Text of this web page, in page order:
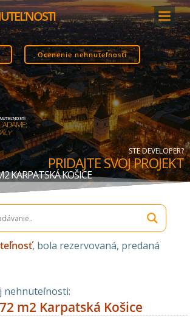
Skip
to
content
Ocenenie nehnuteľnosti
STE DEVELOPER?
PRIDAJTE SVOJ PROJEKT
KARPATSKÁ KOŠICE
, bola rezervovaná, predaná
nehnuteľnosti:
m2 Karpatská Košice